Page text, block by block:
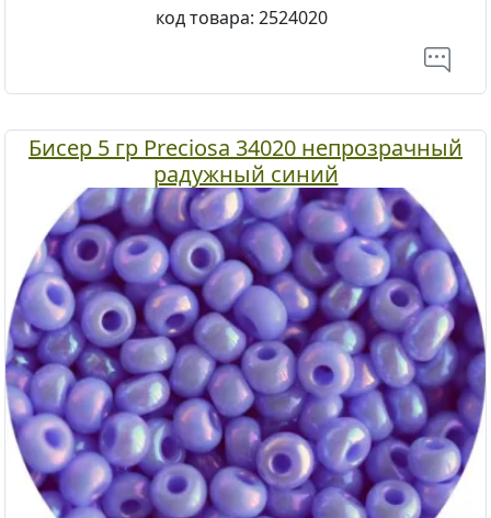
код товара: 2524020
Бисер 5 гр Preciosa 34020 непрозрачный
радужный синий